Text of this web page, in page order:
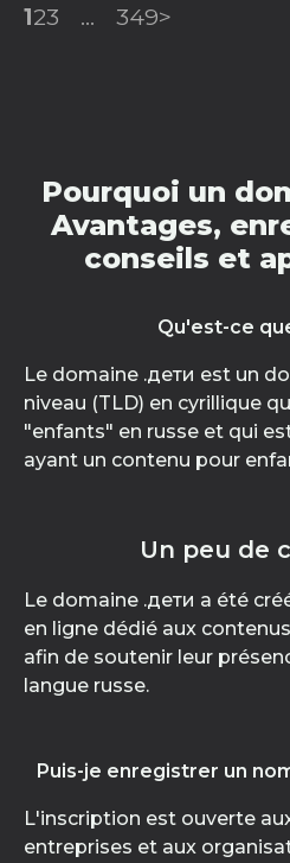
123 ... 349>
Pourquoi un
Avantages,
conseils et
Qu'est-ce
Le domaine .дети est un
niveau (TLD) en cyrillique
"enfants" en russe et qui
ayant un contenu pour
Un peu de
Le domaine .дети a été
en ligne dédié aux
afin de soutenir leur
langue russe.
Puis-je enregistrer un
L'inscription est ouverte
entreprises et aux